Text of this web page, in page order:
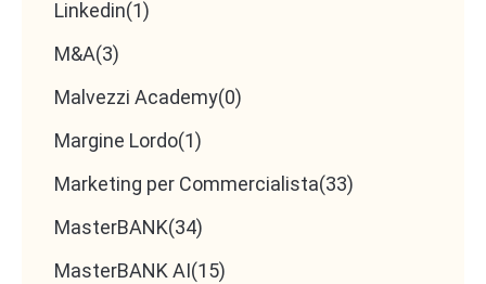
Linkedin(1)
M&A(3)
Malvezzi Academy(0)
Margine Lordo(1)
Marketing per Commercialista(33)
MasterBANK(34)
MasterBANK AI(15)